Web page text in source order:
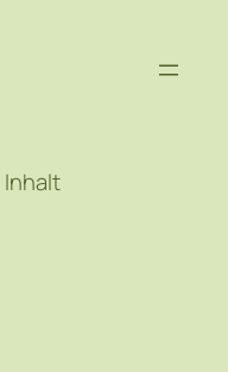
Inhalt